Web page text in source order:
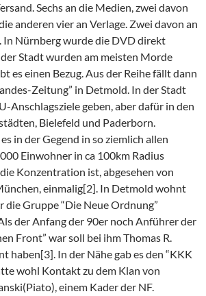
Sechs an die Medien, zwei davon
anderen vier an Verlage. Zwei davon an
In Nürnberg wurde die DVD direkt
Stadt wurden am meisten Morde
es einen Bezug. Aus der Reihe fällt dann
Zeitung” in Detmold. In der Stadt
Anschlagsziele geben, aber dafür in den
Bielefeld und Paderborn.
in der Gegend in so ziemlich allen
Einwohner in ca 100km Radius
Konzentration ist, abgesehen von
einmalig[2]. In Detmold wohnt
die Gruppe “Die Neue Ordnung”
der Anfang der 90er noch Anführer der
Front” war soll bei ihm Thomas R.
haben[3]. In der Nähe gab es den “KKK
wohl Kontakt zu dem Klan von
einem Kader der NF.